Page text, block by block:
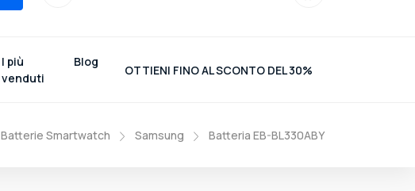
I più
venduti
Blog
OTTIENI FINO AL SCONTO DEL 30%
Batterie Smartwatch Samsung Batteria EB-BL330ABY